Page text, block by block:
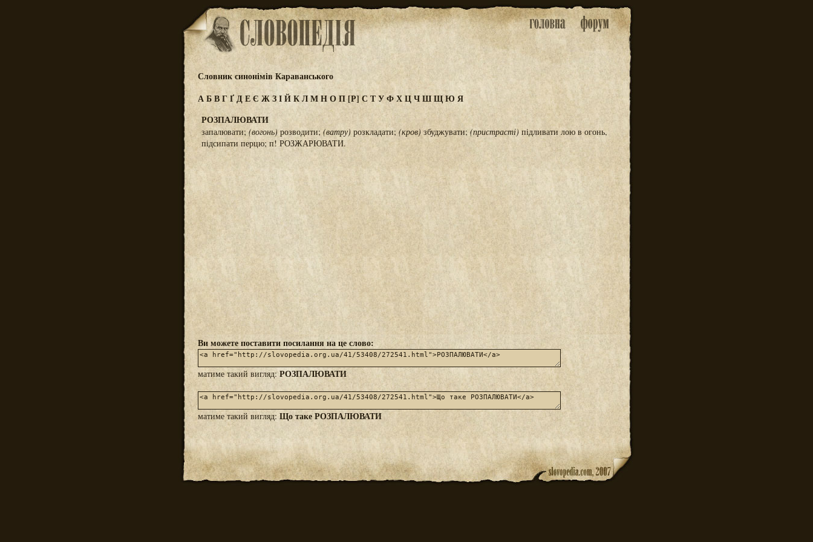
Словник синонімів Караванського
АБВГҐДЕЄ ЖЗІЙКЛМНОП[Р] С ТУФХЦЧШЩЮ Я
РОЗПАЛЮВАТИ
запалювати; (вогонь) розводити; (ватру) розкладати; (кров) збуджувати;(пристрасті) підливати лою в огонь,
підсипати перцю; п! РОЗЖАРЮВАТИ.
Ви можете поставити посилання на це слово:
матиме такий вигляд:РОЗПАЛЮВАТИ
матиме такий вигляд: Що таке РОЗПАЛЮВАТИ